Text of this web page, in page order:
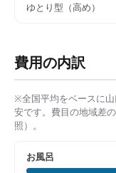
ゆとり型（高め）
費用の内訳
※全国平均をベースに
安です。費目の地域差
照）。
お風呂